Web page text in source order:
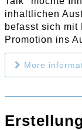
inhaltlichen
befasst sich mit
Promotion ins
More